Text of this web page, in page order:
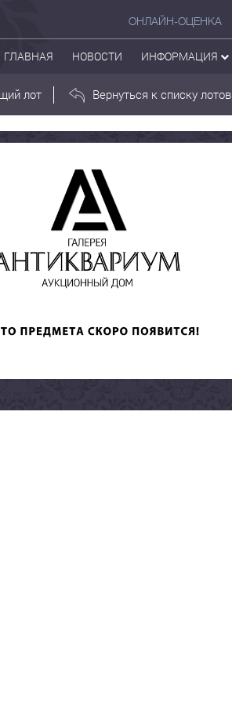
ОНЛАЙН-ОЦЕНКА
ГЛАВНАЯ НОВОСТИ ИНФОРМАЦИЯ
лот Вернуться к списку лотов